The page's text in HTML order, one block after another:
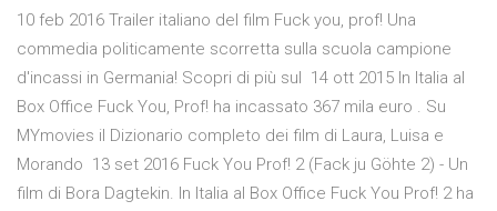
10 feb 2016 Trailer italiano del film Fuck you, prof! Una
commedia politicamente scorretta sulla scuola campione
d'incassi in Germania! Scopri di più sul 14 ott 2015 In Italia al
Box Office Fuck You, Prof! ha incassato 367 mila euro . Su
MYmovies il Dizionario completo dei film di Laura, Luisa e
Morando 13 set 2016 Fuck You Prof! 2 (Fack ju Göhte 2) - Un
film di Bora Dagtekin. In Italia al Box Office Fuck You Prof! 2 ha